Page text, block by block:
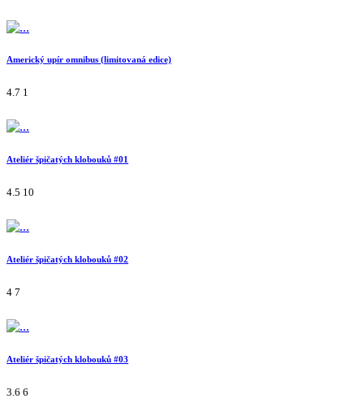
Americký upír omnibus (limitovaná edice)
4.7 1
Ateliér špičatých klobouků #01
4.5 10
Ateliér špičatých klobouků #02
4 7
Ateliér špičatých klobouků #03
3.6 6